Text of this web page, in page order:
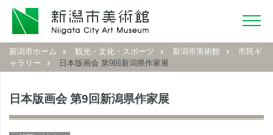
新潟市ホーム 観光・文化・スポーツ 新潟市美術館
市民ギ
ャラリー
日本版画会 第9回新潟県作家展
日本版画会 第9回新潟県作家展